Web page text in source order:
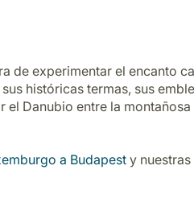
de experimentar el encanto
históricas termas, sus
Danubio entre la
a Budapest y